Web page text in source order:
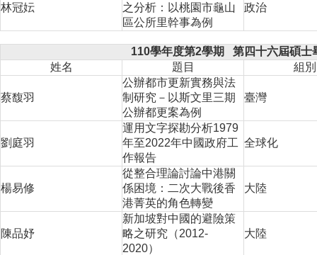
家
發
展
研
究
刊
試
會
林冠妘
之分析：以桃園市龜山
區公所里幹事為例
政治
110學年度第2學期 第四十六屆碩士
姓名
題目 組別
蔡馥羽
公辦都市更新實務與法
制研究－以斯文里三期
公辦都更案為例
臺灣
劉庭羽
運用文字探勘分析1979
年至2022年中國政府工
作報告
全球化
楊易修
從整合理論討論中港關
係困境：二次大戰後香
港菁英的角色轉變
大陸
陳品妤
新加坡對中國的避險策
略之研究（2012-
2020）
大陸